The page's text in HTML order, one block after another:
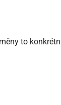
to